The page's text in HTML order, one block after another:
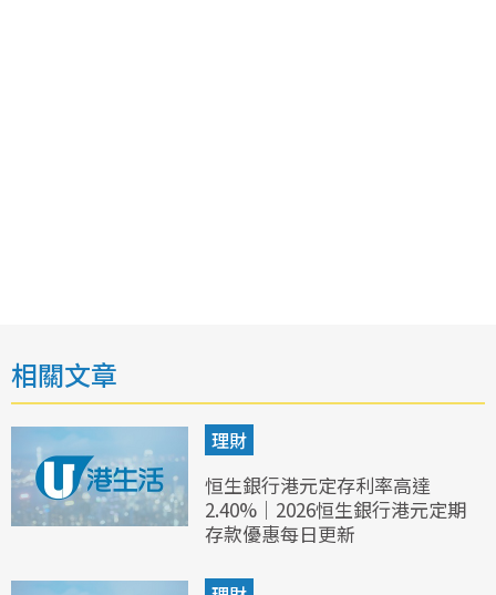
相關文章
理財
恒生銀行港元定存利率高達
2.40%｜2026恒生銀行港元定期
存款優惠每日更新